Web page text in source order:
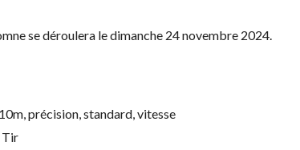
se déroulera le dimanche 24 novembre 2024.
précision, standard, vitesse
Tir